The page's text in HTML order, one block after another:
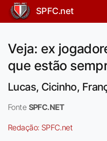
SPFC.net
Veja: ex
que estão
Lucas, Cicinho,
Fonte SPFC.NET
Redação: SPFC.net